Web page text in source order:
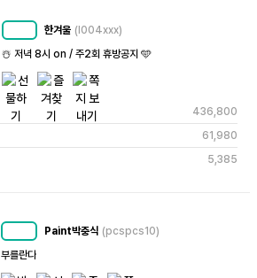
한겨울 (l004xxx)
☃️ 저녁 8시 on / 주2회 휴방공지 🩵
436,800
61,980
5,385
Paint박충식 (pcspcs10)
부를란다